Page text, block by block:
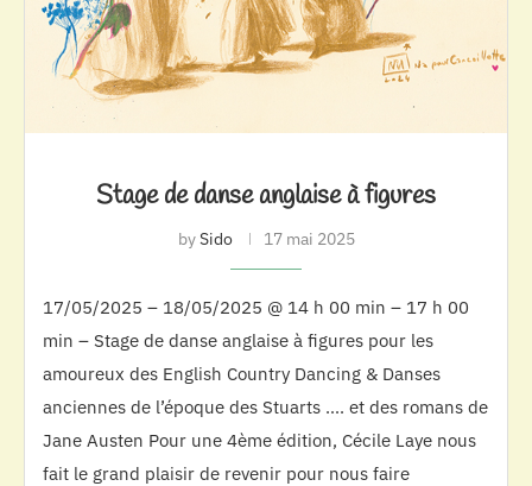
Stage de danse anglaise à figures
bySido 17 mai 2025
17/05/2025 – 18/05/2025 @ 14 h 00 min – 17 h 00
min – Stage de danse anglaise à figures pour les
amoureux des English Country Dancing & Danses
anciennes de l’époque des Stuarts …. et des romans de
Jane Austen Pour une 4ème édition, Cécile Laye nous
fait le grand plaisir de revenir pour nous faire